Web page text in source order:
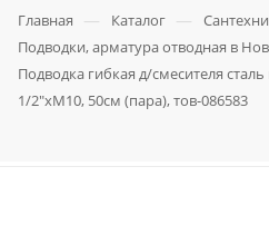
Главная — Каталог —
Подводки, арматура отводная в
Подводка гибкая д/смесителя
1/2"хМ10, 50cм (пара), тов-086583